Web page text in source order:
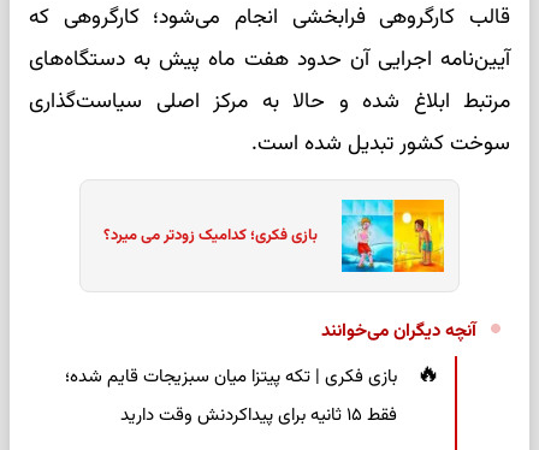
قالب کارگروهی فرابخشی انجام می‌شود؛ کارگروهی که
آیین‌نامه اجرایی آن حدود هفت ماه پیش به دستگاه‌های
مرتبط ابلاغ شده و حالا به مرکز اصلی سیاست‌گذاری
سوخت کشور تبدیل شده است.
بازی فکری؛ کدامیک زودتر می میرد؟
آنچه دیگران می‌خوانند
بازی فکری | تکه پیتزا میان سبزیجات قایم شده؛
فقط ۱۵ ثانیه برای پیداکردنش وقت دارید